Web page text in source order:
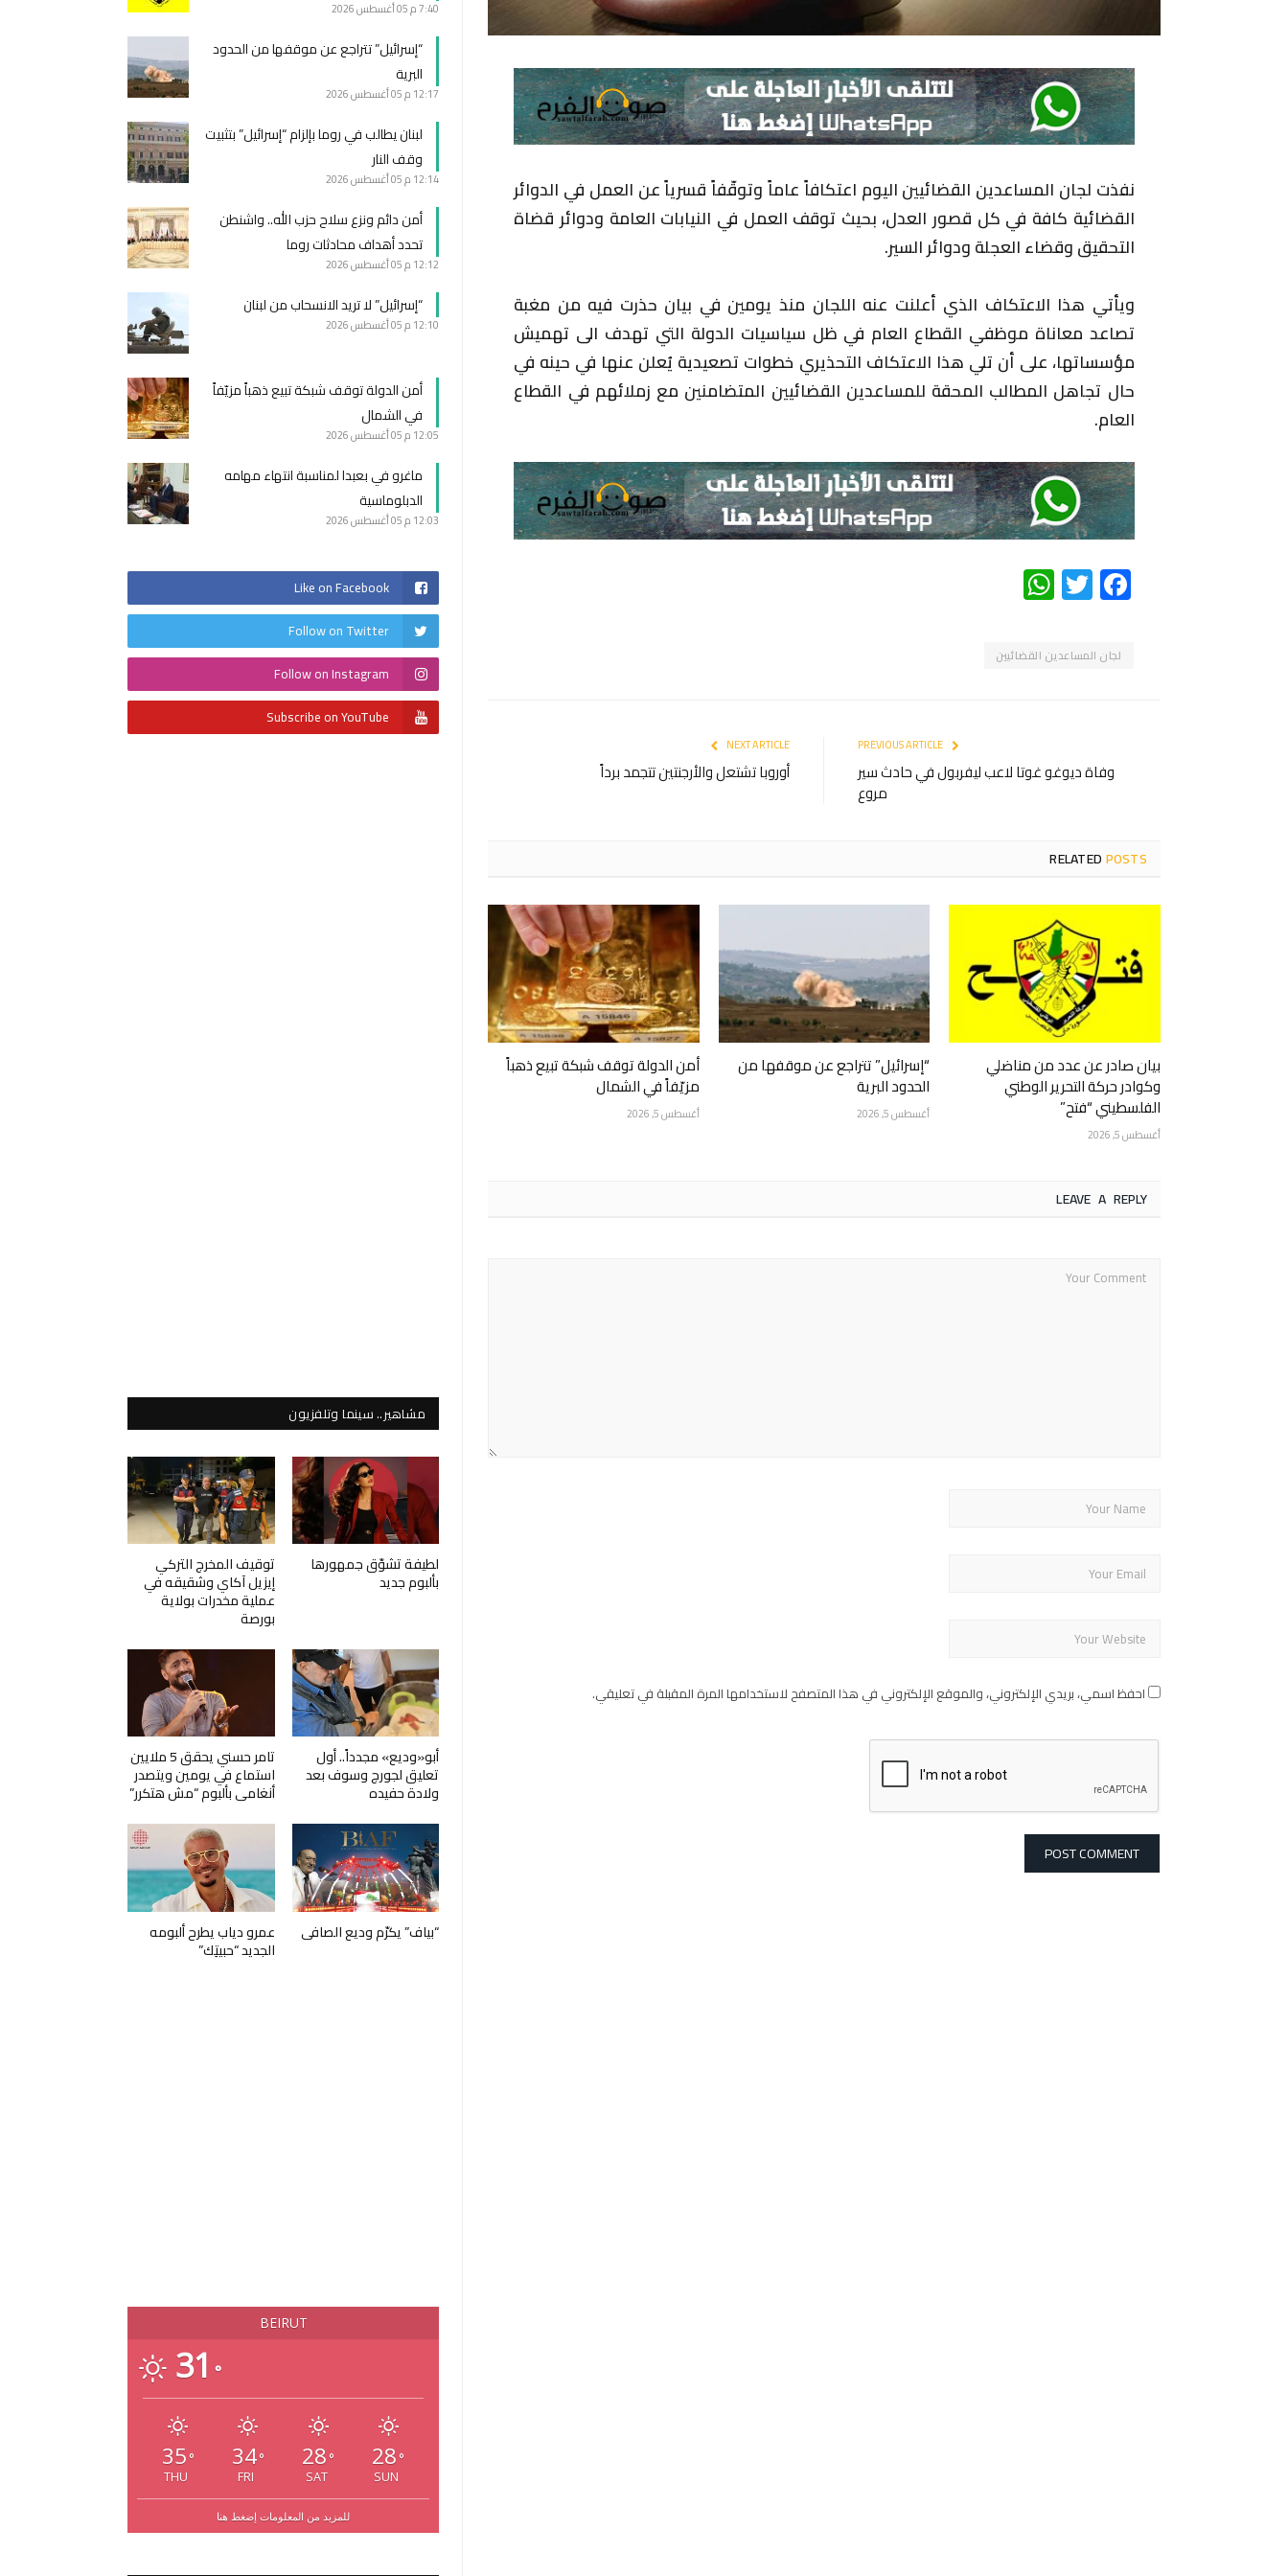
نفذت لجان المساعدين القضائيين اليوم اعتكافاً عاماً وتوقّفاً قسرياً عن العمل في الدوائر
القضائية كافة في كل قصور العدل، بحيث توقف العمل في النيابات العامة ودوائر قضاة
التحقيق وقضاء العجلة ودوائر السير.
ويأتي هذا الاعتكاف الذي أعلنت عنه اللجان منذ يومين في بيان حذرت فيه من مغبة
تصاعد معاناة موظفي القطاع العام في ظل سياسيات الدولة التي تهدف الى تهميش
مؤسساتها، على أن تلي هذا الاعتكاف التحذيري خطوات تصعيدية يُعلن عنها في حينه في
حال تجاهل المطالب المحقة للمساعدين القضائيين المتضامنين مع زملائهم في القطاع
العام.
Facebook
Twitter
لجان المساعدين القضائيين
وفاة ديوغو غوتا لاعب ليفربول في حادث سير
مروع
NEXT ARTICLE
أوروبا تشتعل والأرجنتين تتجمد برداً
RELATEDPOSTS
بيان صادر عن عدد من مناضلي
وكوادر حركة التحرير الوطني
الفلسطيني “فتح”
أغسطس 5, 2026
“إسرائيل” تتراجع عن موقفها من
الحدود البرية
أغسطس 5, 2026
أمن الدولة توقف شبكة تبيع ذهباً
مزيّفاً في الشمال
أغسطس 5, 2026
LEAVE A REPLY
احفظ اسمي، بريدي الإلكتروني، والموقع الإلكتروني في هذا المتصفح لاستخدامها المرة المقبلة في تعليقي.
7:40 م 05 أغسطس 2026
“إسرائيل” تتراجع عن موقفها من الحدود
البرية
12:17 م 05 أغسطس 2026
لبنان يطالب في روما بإلزام “إسرائيل” بتثبيت
وقف النار
12:14 م 05 أغسطس 2026
أمن دائم ونزع سلاح حزب الله.. واشنطن
تحدد أهداف محادثات روما
12:12 م 05 أغسطس 2026
“إسرائيل” لا تريد الانسحاب من لبنان
12:10 م 05 أغسطس 2026
أمن الدولة توقف شبكة تبيع ذهباً مزيّفاً
في الشمال
12:05 م 05 أغسطس 2026
ماغرو في بعبدا لمناسبة انتهاء مهامه
الدبلوماسية
12:03 م 05 أغسطس 2026
Like on Facebook
Follow on Twitter
Follow on Instagram
Subscribe on YouTube
مشاهير.. سينما وتلفزيون
لطيفة تشوّق جمهورها
بألبوم جديد
توقيف المخرج التركي
إيزيل آكاي وشقيقه في
عملية مخدرات بولاية
بورصة
أبو«وديع» مجدداً.. أول
تعليق لجورج وسوف بعد
ولادة حفيده
تامر حسني يحقق 5 ملايين
استماع في يومين ويتصدر
أنغامي بألبوم “مش هتكرر”
“بياف” يكرّم وديع الصافي عمرو دياب يطرح ألبومه
الجديد “حبيتِك”
BEIRUT
31 °
35 °
THU
34°
FRI
28 °
SAT
28 °
SUN
للمزيد من المعلومات إضغط هنا